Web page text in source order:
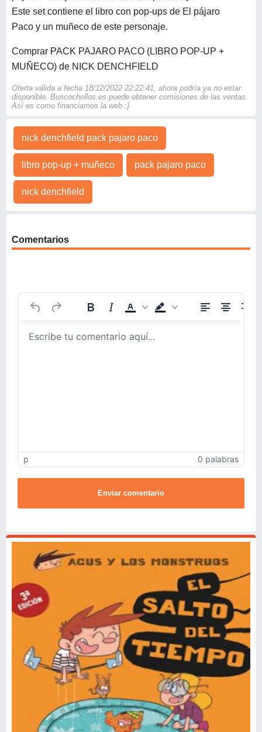
Este set contiene el libro con pop-ups de El pájaro
Paco y un muñeco de este personaje.
Comprar PACK PAJARO PACO (LIBRO POP-UP +
MUÑECO) de NICK DENCHFIELD
Oferta válida a fecha 18/12/2022 22:22:41, ahora podría ya no estar
disponible. Buscochollos.es puede obtener comisiones de las ventas.
Así es como financiamos la web :)
nick denchfield pack pajaro paco
libro pop-up + muñeco pack pajaro paco
nick denchfield
Comentarios
p 0 palabras
Enviar comentario